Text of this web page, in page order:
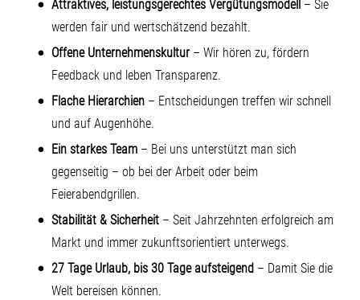
Attraktives, leistungsgerechtes Vergütungsmodell – Sie
werden fair und wertschätzend bezahlt.
Offene Unternehmenskultur– Wir hören zu, fördern
Feedback und leben Transparenz.
Flache Hierarchien – Entscheidungen treffen wir schnell
und auf Augenhöhe.
Ein starkes Team – Bei uns unterstützt man sich
gegenseitig – ob bei der Arbeit oder beim
Feierabendgrillen.
Stabilität & Sicherheit – Seit Jahrzehnten erfolgreich am
Markt und immer zukunftsorientiert unterwegs.
27 Tage Urlaub, bis 30 Tage aufsteigend – Damit Sie die
Welt bereisen können.